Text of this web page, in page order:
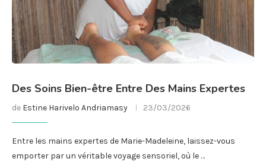
Des Soins Bien-être Entre Des Mains Expertes
de Estine Harivelo Andriamasy 23/03/2026
Entre les mains expertes de Marie-Madeleine, laissez-vous
emporter par un véritable voyage sensoriel, où le …